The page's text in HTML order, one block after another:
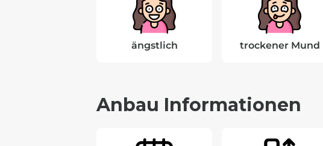
ängstlich trockener Mund
Anbau Informationen